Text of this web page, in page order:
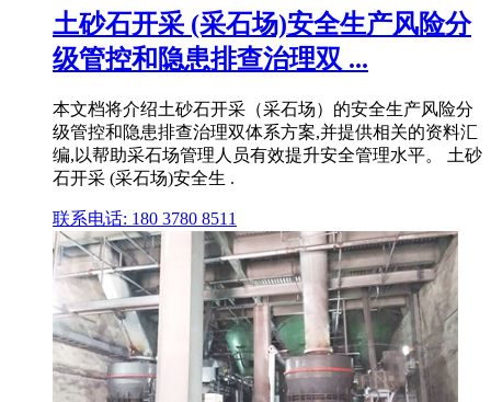
土砂石开采 (采石场)安全生产风险分
级管控和隐患排查治理双 ...
本文档将介绍土砂石开采（采石场）的安全生产风险分
级管控和隐患排查治理双体系方案,并提供相关的资料汇
编,以帮助采石场管理人员有效提升安全管理水平。 土砂
石开采 (采石场)安全生 .
联系电话: 180 3780 8511